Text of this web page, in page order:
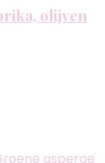
olijven